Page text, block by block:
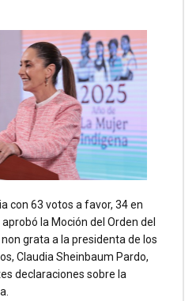
con 63 votos a favor, 34 en
la Moción del Orden del
grata a la presidenta de los
Claudia Sheinbaum Pardo,
declaraciones sobre la